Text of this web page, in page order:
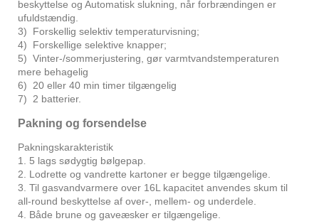
beskyttelse og Automatisk slukning, når forbrændingen er
ufuldstændig.
3) Forskellig selektiv temperaturvisning;
4) Forskellige selektive knapper;
5) Vinter-/sommerjustering, gør varmtvandstemperaturen
mere behagelig
6) 20 eller 40 min timer tilgængelig
7) 2 batterier.
Pakning og forsendelse
Pakningskarakteristik
1. 5 lags sødygtig bølgepap.
2. Lodrette og vandrette kartoner er begge tilgængelige.
3. Til gasvandvarmere over 16L kapacitet anvendes skum til
all-round beskyttelse af over-, mellem- og underdele.
4. Både brune og gaveæsker er tilgængelige.